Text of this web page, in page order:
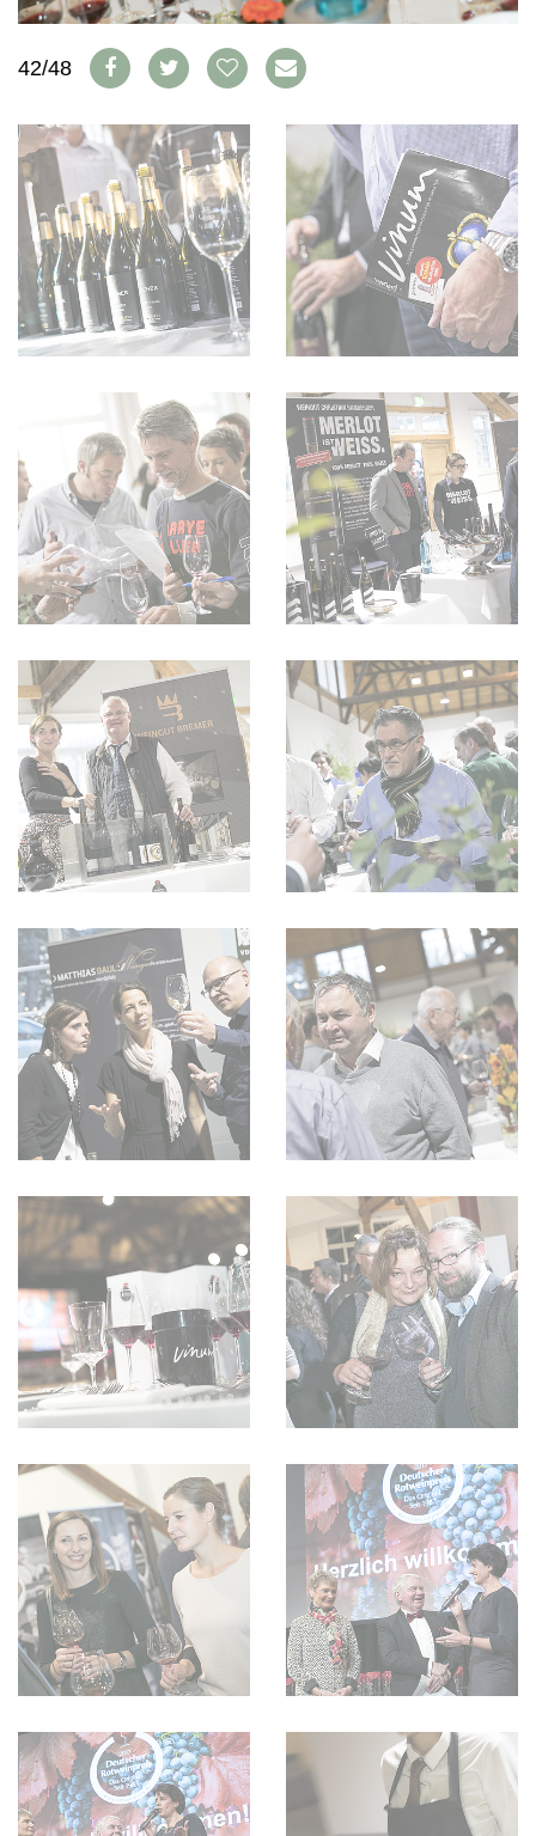
ABO
AUSGABE
ARCHIV
BÜCHER
WEINSZENE
VINOPHILES
ANMELDEN
GEWINNSPIELE
VORTEILSWELT
TRINKREIFETABELLE
ABO
WEINSUCHE
NEWSLETTER
WINE TRADE CLUB
REDAKTION
PRESSE
IMPRESSUM
AGB & DATENSCHUTZ
FAQ
42/48